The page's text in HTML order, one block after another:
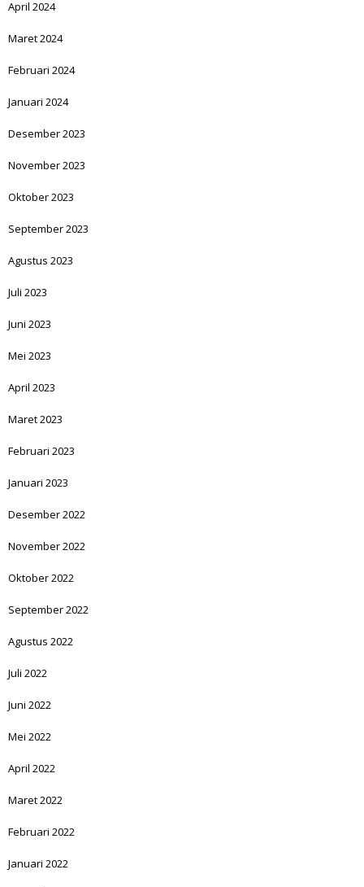
April 2024
Maret 2024
Februari 2024
Januari 2024
Desember 2023
November 2023
Oktober 2023
September 2023
Agustus 2023
Juli 2023
Juni 2023
Mei 2023
April 2023
Maret 2023
Februari 2023
Januari 2023
Desember 2022
November 2022
Oktober 2022
September 2022
Agustus 2022
Juli 2022
Juni 2022
Mei 2022
April 2022
Maret 2022
Februari 2022
Januari 2022